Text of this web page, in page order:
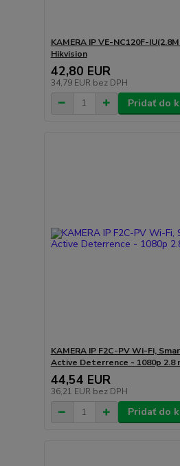
KAMERA IP VE-NC120F-
Hikvision
42,80 EUR
34,79 EUR bez DPH
Pridať do
KAMERA IP F2C-PV Wi-Fi,
Active Deterrence - 1080p 2.8
44,54 EUR
36,21 EUR bez DPH
Pridať do